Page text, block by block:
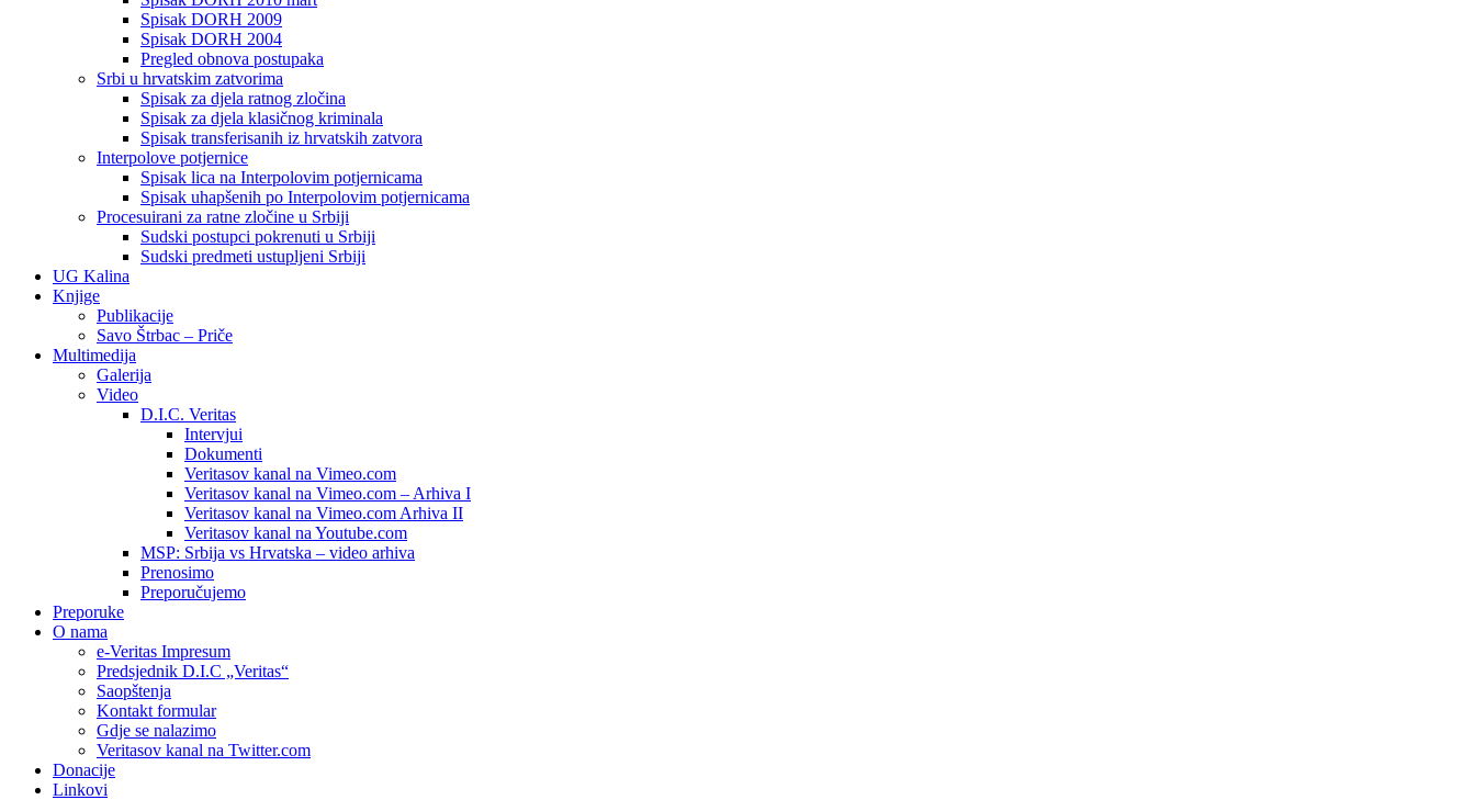
Spisak DORH 2009
Spisak DORH 2004
Pregled obnova postupaka
Srbi u hrvatskim zatvorima
Spisak za djela ratnog zločina
Spisak za djela klasičnog kriminala
Spisak transferisanih iz hrvatskih zatvora
Interpolove potjernice
Spisak lica na Interpolovim potjernicama
Spisak uhapšenih po Interpolovim potjernicama
Procesuirani za ratne zločine u Srbiji
Sudski postupci pokrenuti u Srbiji
Sudski predmeti ustupljeni Srbiji
UG Kalina
Knjige
Publikacije
Savo Štrbac – Priče
Multimedija
Galerija
Video
D.I.C. Veritas
Intervjui
Dokumenti
Veritasov kanal na Vimeo.com
Veritasov kanal na Vimeo.com – Arhiva I
Veritasov kanal na Vimeo.com Arhiva II
Veritasov kanal na Youtube.com
MSP: Srbija vs Hrvatska – video arhiva
Prenosimo
Preporučujemo
Preporuke
O nama
e-Veritas Impresum
Predsjednik D.I.C „Veritas“
Saopštenja
Kontakt formular
Gdje se nalazimo
Veritasov kanal na Twitter.com
Donacije
Linkovi